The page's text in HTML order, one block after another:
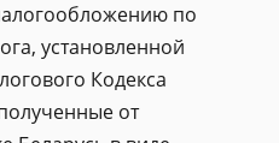
по
установленной
Кодекса
от